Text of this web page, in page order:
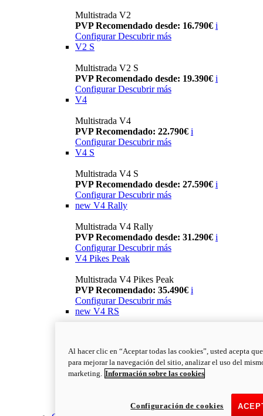
Multistrada V2
PVP Recomendado desde: 16.790€ i
Configurar Descubrir más
V2 S
Multistrada V2 S
PVP Recomendado desde: 19.390€ i
Configurar Descubrir más
V4
Multistrada V4
PVP Recomendado: 22.790€ i
Configurar Descubrir más
V4 S
Multistrada V4 S
PVP Recomendado desde: 27.590€ i
Configurar Descubrir más
new V4 Rally
Multistrada V4 Rally
PVP Recomendado desde: 31.290€ i
Configurar Descubrir más
V4 Pikes Peak
Multistrada V4 Pikes Peak
PVP Recomendado: 35.490€ i
Configurar Descubrir más
new V4 RS
ConfigurarDescubrir más
newV4 RS 100
Al hacer clic en “Aceptar todas las cookies”, usted acepta
para mejorar la navegación del sitio, analizar el uso del
marketing. Información sobre las cookies
Configuración de cookies